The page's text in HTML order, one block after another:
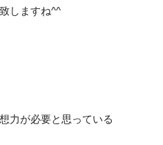
しますね^^
力が必要と思っている